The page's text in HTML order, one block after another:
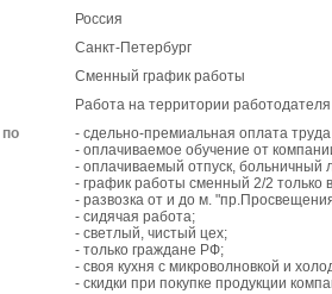
Россия
Санкт-Петербург
Сменный график работы
Работа на территории работодателя
- сдельно-премиальная оплата
- оплачиваемое обучение от
- оплачиваемый отпуск, больничный
- график работы сменный 2/2 только
- развозка от и до м.
- сидячая работа;
- светлый, чистый цех;
- только граждане РФ;
- своя кухня с микроволновкой и
- скидки при покупке продукции